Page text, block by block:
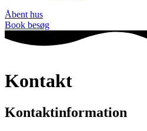
Åbent hus
Book besøg
Kontakt
Kontaktinformation